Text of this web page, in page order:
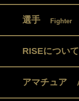
選手 Fighter
RISEについて
アマチュア